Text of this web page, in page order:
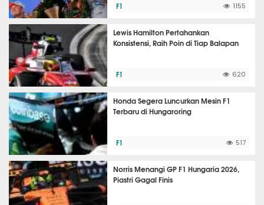
F1 1155
Lewis Hamilton Pertahankan
Konsistensi, Raih Poin di Tiap Balapan
F1 620
Honda Segera Luncurkan Mesin F1
Terbaru di Hungaroring
F1 517
Norris Menangi GP F1 Hungaria 2026,
Piastri Gagal Finis